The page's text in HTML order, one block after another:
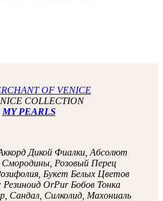
OF VENICE
COLLECTION
MY PEARLS
Дикой Фиалки, Абсолют
Розовый Перец
Букет Белых Цветов
Резиноид OrPur Бобов Тонка
Сандал, Силколид, Махониаль